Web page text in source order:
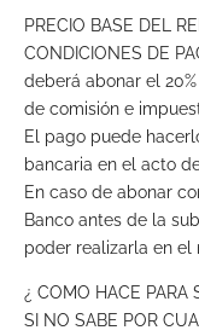
PRECIO BASE DEL
CONDICIONES DE
deberá abonar el
de comisión e
El pago puede
bancaria en el acto
En caso de abonar
Banco antes de la
poder realizarla en el
¿ COMO HACE PARA
SI NO SABE POR